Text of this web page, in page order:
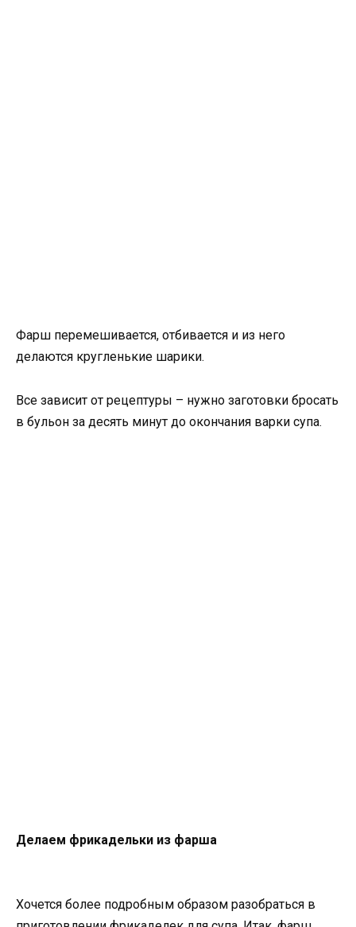
Фарш перемешивается, отбивается и из него
делаются кругленькие шарики.
Все зависит от рецептуры – нужно заготовки бросать
в бульон за десять минут до окончания варки супа.
Делаем фрикадельки из фарша
Хочется более подробным образом разобраться в